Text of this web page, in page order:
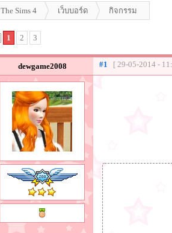
The Sims 4 เว็บบอร์ด กิจกรรม
1 2 3
dewgame2008 #1 [ 29-05-2014 -